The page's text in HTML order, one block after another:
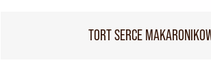
TORT SERCE